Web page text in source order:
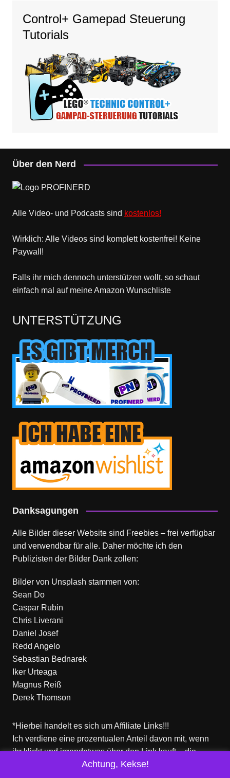
Control+ Gamepad Steuerung
Tutorials
Über den Nerd
Alle Video- und Podcasts sind kostenlos!
Wirklich: Alle Videos sind komplett kostenfrei! Keine
Paywall!
Falls ihr mich dennoch unterstützen wollt, so schaut
einfach mal auf meine Amazon Wunschliste
UNTERSTÜTZUNG
Danksagungen
Alle Bilder dieser Website sind Freebies – frei verfügbar
und verwendbar für alle. Daher möchte ich den
Publizisten der Bilder Dank zollen:
Bilder von Unsplash stammen von:
Sean Do
Caspar Rubin
Chris Liverani
Daniel Josef
Redd Angelo
Sebastian Bednarek
Iker Urteaga
Magnus Reiß
Derek Thomson
*Hierbei handelt es sich um Affiliate Links!!!
Ich verdiene eine prozentualen Anteil davon mit, wenn
ihr klickt und irgendetwas über den Link kauft – die
Produkte dort sind aber nicht von mir!
Achtung, Kekse!